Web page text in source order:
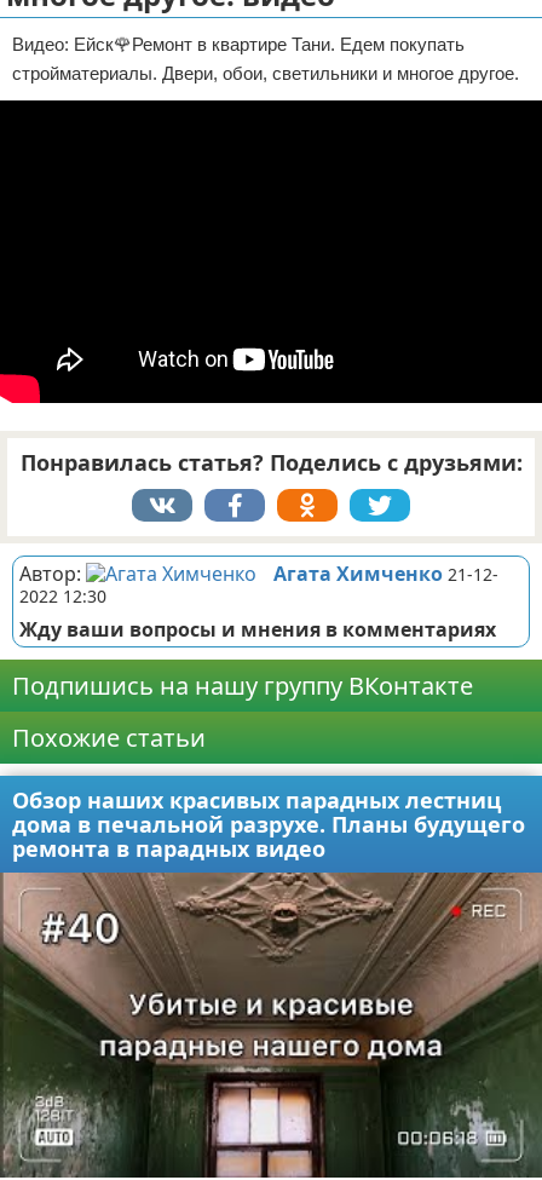
Своими руками
Отказ от ответственности
Видео: Ейск🌹Ремонт в квартире Тани. Едем покупать
стройматериалы. Двери, обои, светильники и многое другое.
Понравилась статья? Поделись с друзьями:
Автор: Агата Химченко 21-12-
2022 12:30
Жду ваши вопросы и мнения в комментариях
Подпишись на нашу группу ВКонтакте
Похожие статьи
Обзор наших красивых парадных лестниц
дома в печальной разрухе. Планы будущего
ремонта в парадных видео